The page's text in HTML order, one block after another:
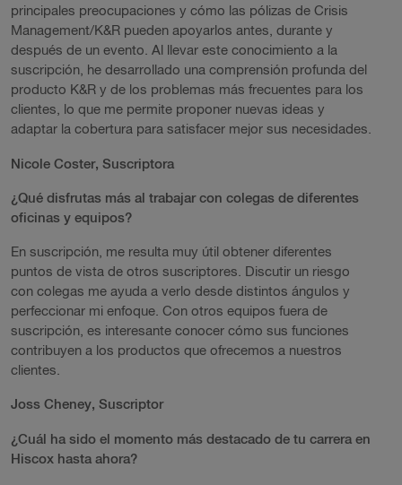
principales preocupaciones y cómo las pólizas de Crisis
Management/K&R pueden apoyarlos antes, durante y
después de un evento. Al llevar este conocimiento a la
suscripción, he desarrollado una comprensión profunda del
producto K&R y de los problemas más frecuentes para los
clientes, lo que me permite proponer nuevas ideas y
adaptar la cobertura para satisfacer mejor sus necesidades.
Nicole Coster, Suscriptora
¿Qué disfrutas más al trabajar con colegas de diferentes
oficinas y equipos?
En suscripción, me resulta muy útil obtener diferentes
puntos de vista de otros suscriptores. Discutir un riesgo
con colegas me ayuda a verlo desde distintos ángulos y
perfeccionar mi enfoque. Con otros equipos fuera de
suscripción, es interesante conocer cómo sus funciones
contribuyen a los productos que ofrecemos a nuestros
clientes.
Joss Cheney, Suscriptor
¿Cuál ha sido el momento más destacado de tu carrera en
Hiscox hasta ahora?